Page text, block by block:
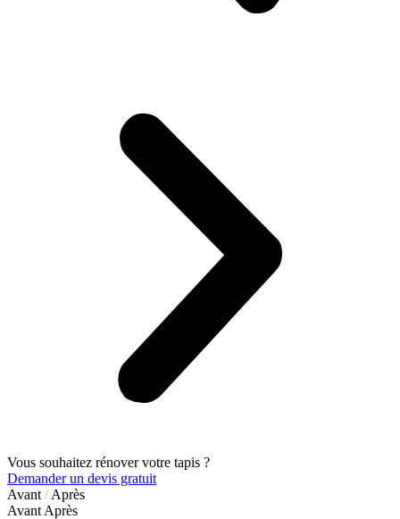
Vous souhaitez rénover votre tapis ?
Demander un devis gratuit
Avant /Après
Avant Après